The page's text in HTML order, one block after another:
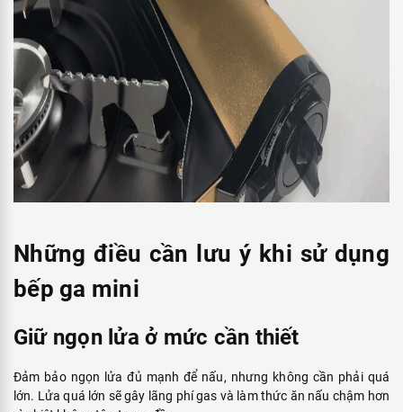
hiệu quả.
Sử dụng bình gas mới, không đổ lại
Hãy chỉ sử dụng bình gas mini mới, còn nguyên niêm phong. Đừng
tái sử dụng hoặc sang chiết lại để đảm bảo an toàn.
Không đun lâu quá
Bếp gas mini có diện tích nhỏ, nên tránh đun nấu quá lâu hoặc
Sử dụng dụng cụ nấu vừa vặn
dụng cụ chạm vào bình gas mini và ngọn lửa để đảm bảo an toàn.
Chúng tôi hy vọng những thông tin được chia sẻ ở đây sẽ giúp bạn